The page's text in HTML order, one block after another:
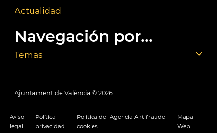
Actualidad
Navegación por...
Temas
Ajuntament de València © 2026
Aviso
legal
Política
privacidad
Política de
cookies
Agencia Antifraude
Mapa
Web